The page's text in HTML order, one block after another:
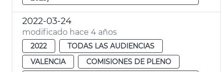
2022-03-24
modificado hace 4 años
2022
TODAS LAS AUDIENCIAS
VALENCIA
COMISIONES DE PLENO